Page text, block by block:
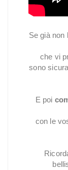
Se già non
che vi
sono
E poi
con le